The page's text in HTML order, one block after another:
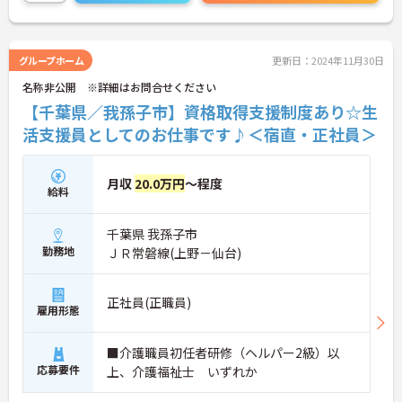
グループホーム 更新日：2024年11月30日
名称非公開 ※詳細はお問合せください
【千葉県／我孫子市】資格取得支援制度あり☆生
活支援員としてのお仕事です♪＜宿直・正社員＞
給料 月収 20.0万円～程度
勤務地
千葉県 我孫子市
ＪＲ常磐線(上野－仙台)
雇用形態 正社員(正職員)
応募要件
■介護職員初任者研修（ヘルパー2級）以
上、介護福祉士 いずれか